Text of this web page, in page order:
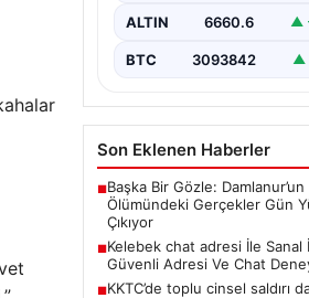
Günümüzde birçok…
ALTIN 6660.6 ▲
BTC 3093842 ▲
Son Eklenen Haberler
■Başka Bir Gözle: Damlanur’un
Ölümündeki Gerçekler Gün
Çıkıyor
■Kelebek chat adresi İle Sanal
Güvenli Adresi Ve Chat
■KKTC’de toplu cinsel saldırı